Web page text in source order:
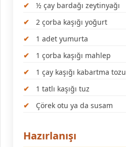
½ çay bardağı zeytinyağı
2 çorba kaşığı yoğurt
1 adet yumurta
1 çorba kaşığı mahlep
1 çay kaşığı kabartma tozu
1 tatlı kaşığı tuz
Çörek otu ya da susam
Hazırlanışı